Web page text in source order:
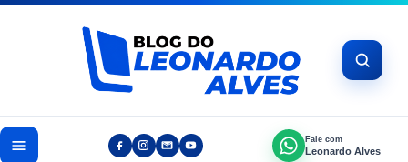
Pular para o conteúdo
Fale com
Leonardo Alves